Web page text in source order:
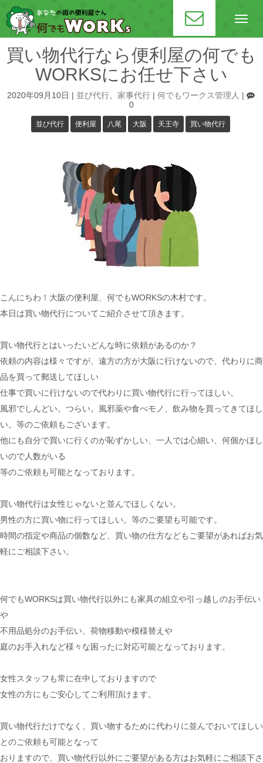
N
v
g
a
o
買い物代行なら便利屋の何でも
WORKSにお任せ下さい
2020年09月10日 並び代行、 家事代行| 何でもワークス管理人
0
並び代行 便利屋 八尾 大阪 天王寺 買い物代行
こんにちわ！大阪の便利屋、何でもWORKSの木村です。
本日は買い物代行についてご紹介させて頂きます。
買い物代行とはいったいどんな時に依頼があるのか？
依頼の内容は様々ですが、遠方の方が大阪に行けないので、代わりに商
品を買って郵送してほしい
仕事で買いに行けないので代わりに買い物代行に行ってほしい。
風邪でしんどい。つらい。風邪薬や食べモノ、飲み物を買ってきてほし
い。等のご依頼もございます。
他にも自分で買いに行くのが恥ずかしい、一人では心細い、何個かほし
いので人数がいる
等のご依頼も可能となっております。
買い物代行は女性じゃないと並んでほしくない。
男性の方に買い物に行ってほしい。等のご要望も可能です。
時間の指定や商品の個数など、買い物の仕方などもご要望があればお気
軽にご相談下さい。
何でもWORKSは買い物代行以外にも家具の組立や引っ越しのお手伝い
や
不用品処分のお手伝い、荷物移動や模様替えや
庭のお手入れなど様々な困ったに対応可能となっております。
女性スタッフも常に在中しておりますので
女性の方にもご安心してご利用頂けます。
買い物代行だけでなく、買い物するために代わりに並んでおいてほしい
とのご依頼も可能となって
おりますので、買い物代行以外にご要望がある方はお気軽にご相談下さ